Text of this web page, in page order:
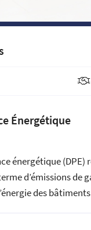

Énergétique
énergétique
d’émissions
des